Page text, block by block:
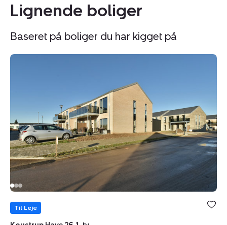
Lignende boliger
Baseret på boliger du har kigget på
tv.,
7400
Herning
Til Leje